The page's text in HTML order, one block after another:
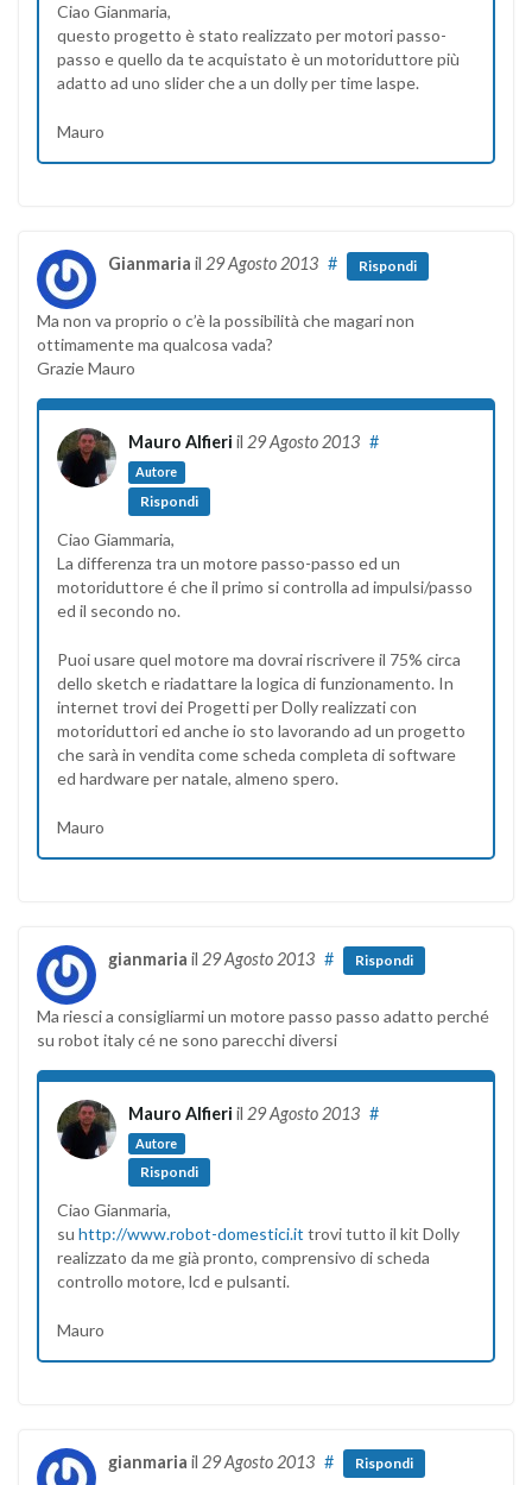
Ciao Gianmaria,
questo progetto è stato realizzato per motori passo-
passo e quello da te acquistato è un motoriduttore più
adatto ad uno slider che a un dolly per time laspe.
Mauro
Gianmaria il 29 Agosto 2013 # Rispondi
Ma non va proprio o c’è la possibilità che magari non
ottimamente ma qualcosa vada?
Grazie Mauro
Mauro Alfieri il 29 Agosto 2013
Autore
#
Rispondi
Ciao Giammaria,
La differenza tra un motore passo-passo ed un
motoriduttore é che il primo si controlla ad impulsi/passo
ed il secondo no.
Puoi usare quel motore ma dovrai riscrivere il 75% circa
dello sketch e riadattare la logica di funzionamento. In
internet trovi dei Progetti per Dolly realizzati con
motoriduttori ed anche io sto lavorando ad un progetto
che sarà in vendita come scheda completa di software
ed hardware per natale, almeno spero.
Mauro
gianmaria il 29 Agosto 2013 # Rispondi
Ma riesci a consigliarmi un motore passo passo adatto perché
su robot italy cé ne sono parecchi diversi
Mauro Alfieri il 29 Agosto 2013
Autore
#
Rispondi
Ciao Gianmaria,
su http://www.robot-domestici.it trovi tutto il kit Dolly
realizzato da me già pronto, comprensivo di scheda
controllo motore, lcd e pulsanti.
Mauro
gianmaria il 29 Agosto 2013 # Rispondi